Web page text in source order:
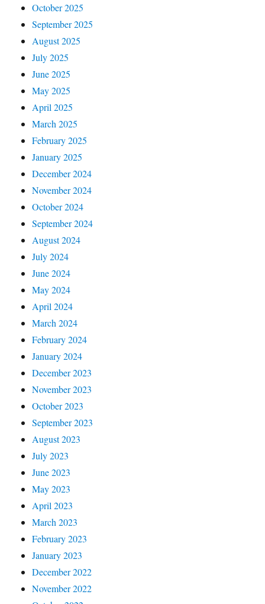
October 2025
September 2025
August 2025
July 2025
June 2025
May 2025
April 2025
March 2025
February 2025
January 2025
December 2024
November 2024
October 2024
September 2024
August 2024
July 2024
June 2024
May 2024
April 2024
March 2024
February 2024
January 2024
December 2023
November 2023
October 2023
September 2023
August 2023
July 2023
June 2023
May 2023
April 2023
March 2023
February 2023
January 2023
December 2022
November 2022